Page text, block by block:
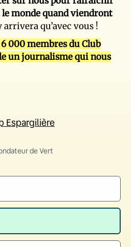
monde quand viendront
arrivera qu’avec vous !
000 membres du Club
un journalisme qui nous
Espargilière
de Vert